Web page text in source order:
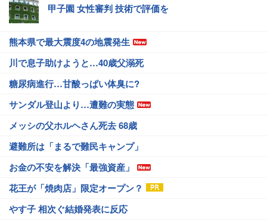
甲子園 女性審判 技術で評価を
熊本県で最大震度4の地震発生
川で息子助けようと…40歳父溺死
糖尿病進行…甘酸っぱい体臭に?
サンダル登山より…遭難の実態
メッシの父ホルヘさん死去 68歳
避難所は「まるで難民キャンプ」
お金の不安を解決「最強資産」
花王が「焼肉店」限定オープン？
やす子 相次ぐ結婚発表に反応